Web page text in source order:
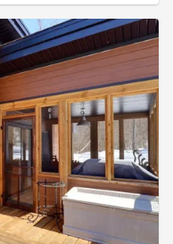
paix. À 2 pas de